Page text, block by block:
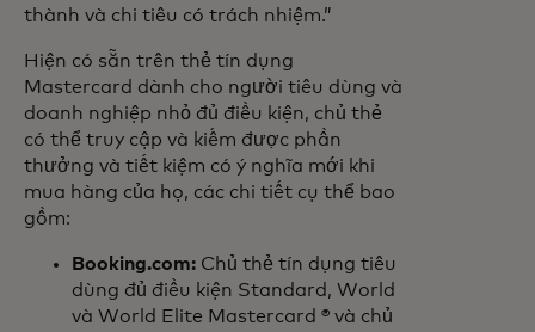
thành và chi tiêu có trách nhiệm.”
Hiện có sẵn trên thẻ tín dụng
Mastercard dành cho người tiêu dùng và
doanh nghiệp nhỏ đủ điều kiện, chủ thẻ
có thể truy cập và kiếm được phần
thưởng và tiết kiệm có ý nghĩa mới khi
mua hàng của họ, các chi tiết cụ thể bao
gồm:
Booking.com: Chủ thẻ tín dụng tiêu
dùng đủ điều kiện Standard, World
và World Elite Mastercard ® và chủ